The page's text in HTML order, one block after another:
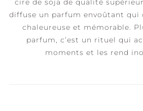
cire de soja de qualité
diffuse un parfum envoûtant qui
chaleureuse et mémorable.
parfum, c’est un rituel qui
moments et les rend